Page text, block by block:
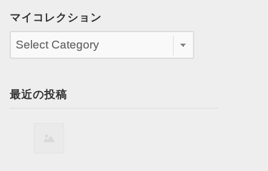
マイコレクション
最近の投稿